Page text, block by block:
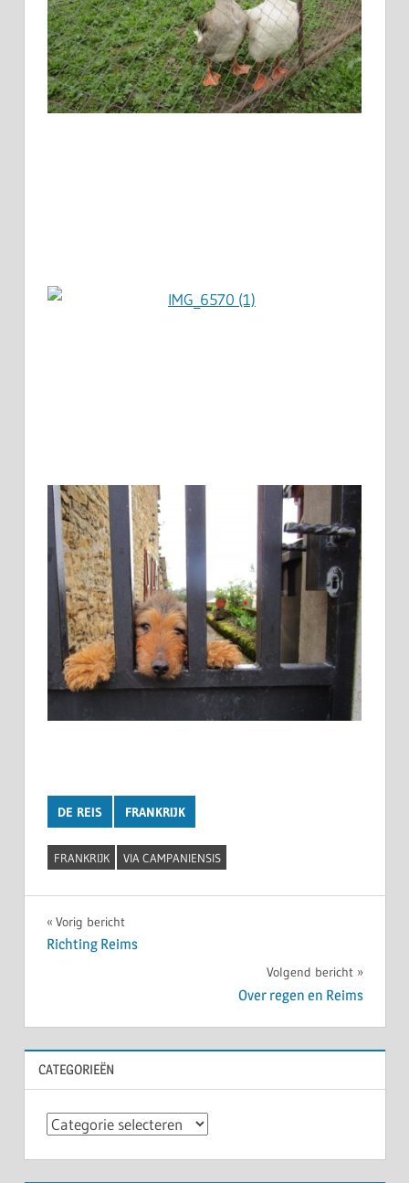
DE REIS FRANKRIJK
FRANKRIJK VIA CAMPANIENSIS
Bericht
navigatie
Vorig bericht
Richting Reims
Volgend bericht
Over regen en Reims
CATEGORIEËN
Categorieën